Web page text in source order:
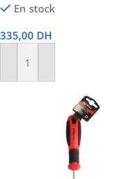
En stock
335,00 DH
Ajouter Au Panier